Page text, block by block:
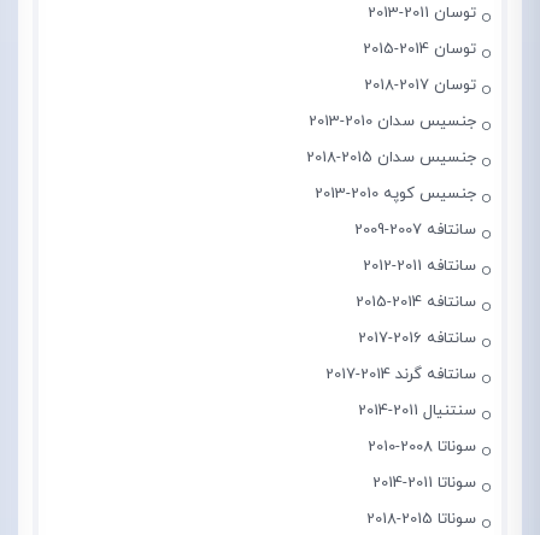
توسان 2011-2013
توسان 2014-2015
توسان 2017-2018
جنسیس سدان 2010-2013
جنسیس سدان 2015-2018
جنسیس کوپه 2010-2013
سانتافه 2007-2009
سانتافه 2011-2012
سانتافه 2014-2015
سانتافه 2016-2017
سانتافه گرند 2014-2017
سنتنیال 2011-2014
سوناتا 2008-2010
سوناتا 2011-2014
سوناتا 2015-2018